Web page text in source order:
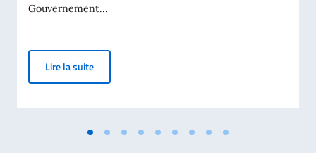
Gouvernement...
Lire la suiteCLASSEMENT DÉFINITIF DES BOURSES